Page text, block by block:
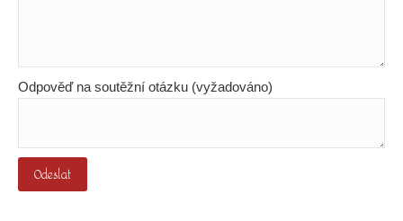
Odpověď na soutěžní otázku (vyžadováno)